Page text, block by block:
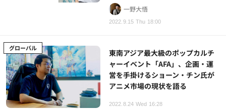
2022.9.15 Thu 18:00
一野大悟
グローバル
2022.8.24 Wed 16:28
東南アジア最大級のポップカルチ
ャーイベント「AFA」、企画・運
営を手掛けるショーン・チン氏が
アニメ市場の現状を語る